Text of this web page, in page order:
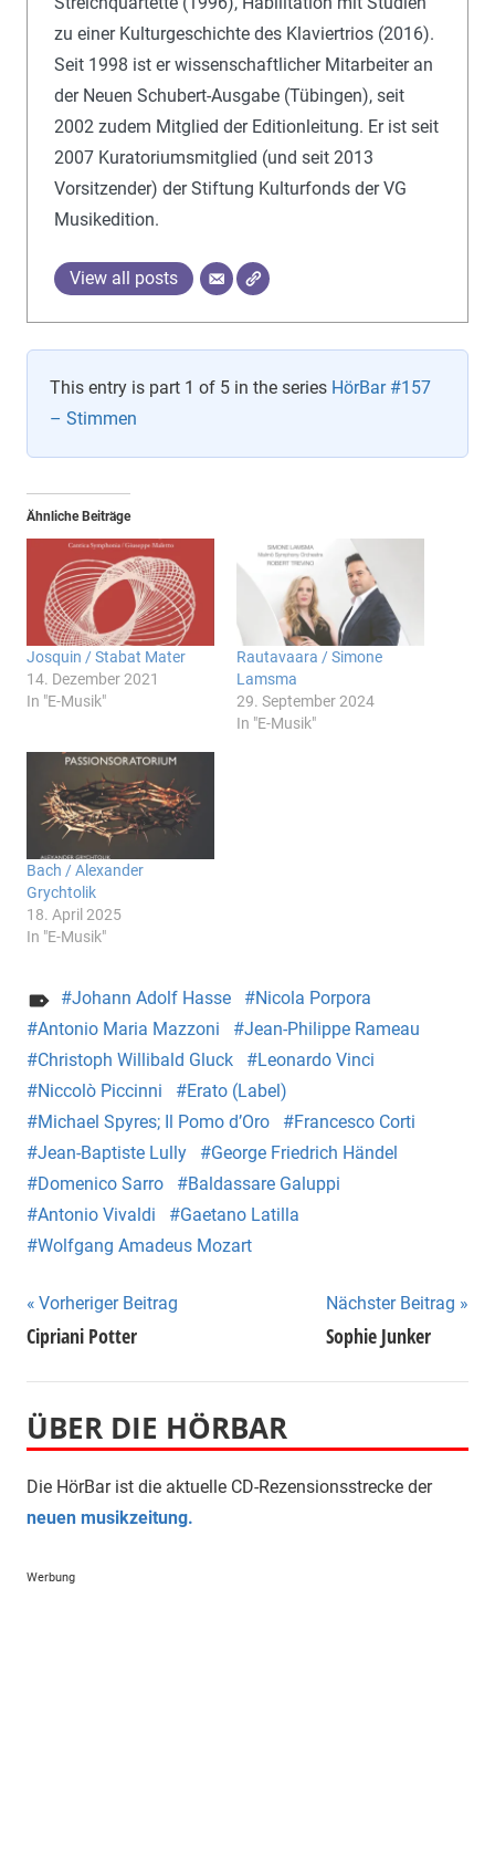
zu einer Kulturgeschichte des Klaviertrios (2016).
Seit 1998 ist er wissenschaftlicher Mitarbeiter an
der Neuen Schubert-Ausgabe (Tübingen), seit
2002 zudem Mitglied der Editionleitung. Er ist seit
2007 Kuratoriumsmitglied (und seit 2013
Vorsitzender) der Stiftung Kulturfonds der VG
Musikedition.
View all posts
This entry is part 1 of 5 in the series HörBar #157
– Stimmen
Ähnliche Beiträge
Josquin / Stabat Mater
14. Dezember 2021
In "E-Musik"
Rautavaara / Simone
Lamsma
29. September 2024
In "E-Musik"
Bach / Alexander
Grychtolik
18. April 2025
In "E-Musik"
Johann Adolf Hasse
Nicola Porpora
Antonio Maria Mazzoni
Jean-Philippe Rameau
Christoph Willibald Gluck
Leonardo Vinci
Niccolò Piccinni
Erato (Label)
Michael Spyres; Il Pomo d’Oro
Francesco Corti
Jean-Baptiste Lully
George Friedrich Händel
Domenico Sarro
Baldassare Galuppi
Antonio Vivaldi
Gaetano Latilla
Wolfgang Amadeus Mozart
Beitragsnavigation
Vorheriger Beitrag
Cipriani Potter
Nächster Beitrag
Sophie Junker
ÜBER DIE HÖRBAR
Die HörBar ist die aktuelle CD-Rezensionsstrecke der
neuen musikzeitung.
Werbung